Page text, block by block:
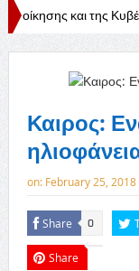
προς τη
Καιρος:
on: February 25, 2018
Share 0
Share